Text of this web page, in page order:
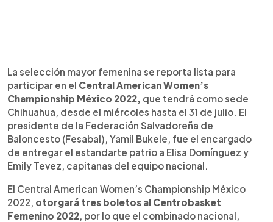
Escuchar artículo
La selección mayor femenina se reporta lista para
participar en el Central American Women’s
Championship México 2022, que tendrá como sede
Chihuahua, desde el miércoles hasta el 31 de julio. El
presidente de la Federación Salvadoreña de
Baloncesto (Fesabal), Yamil Bukele, fue el encargado
de entregar el estandarte patrio a Elisa Domínguez y
Emily Tevez, capitanas del equipo nacional.
El Central American Women’s Championship México
2022, otorgará tres boletos al Centrobasket
Femenino 2022, por lo que el combinado nacional,